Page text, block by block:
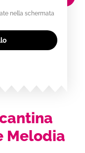
nella schermata
Melodia